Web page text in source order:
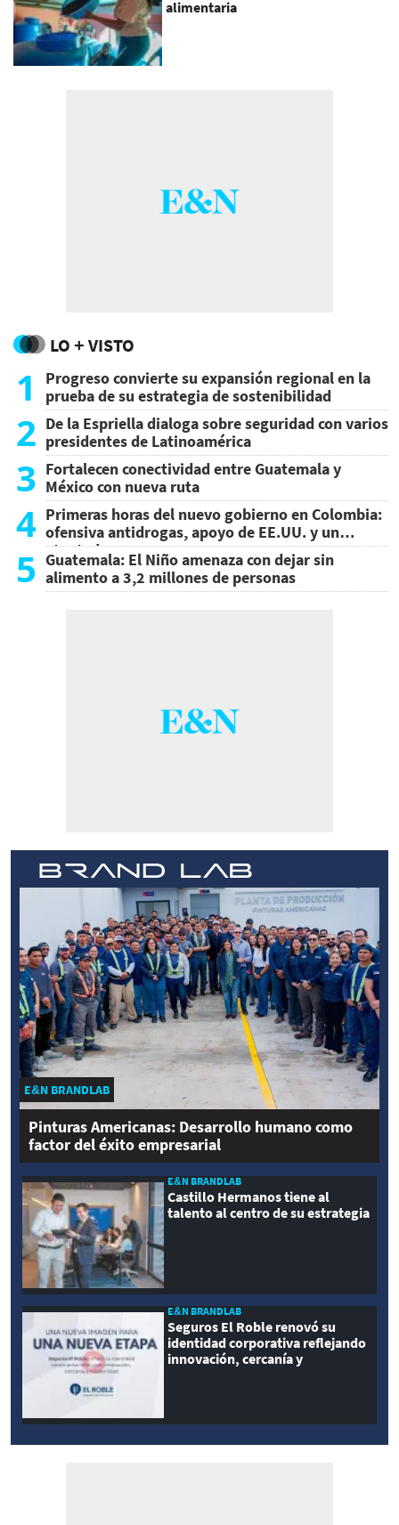
alimentaria
LO + VISTO
1
Progreso convierte su expansión regional en la
prueba de su estrategia de sostenibilidad
2 De la Espriella dialoga sobre seguridad con varios
presidentes de Latinoamérica
3 Fortalecen conectividad entre Guatemala y
México con nueva ruta
4 Primeras horas del nuevo gobierno en Colombia:
ofensiva antidrogas, apoyo de EE.UU. y un
atentado
5 Guatemala: El Niño amenaza con dejar sin
alimento a 3,2 millones de personas
E&N BRANDLAB
Pinturas Americanas: Desarrollo humano como
factor del éxito empresarial
E&N BRANDLAB
Castillo Hermanos tiene al
talento al centro de su estrategia
E&N BRANDLAB
Seguros El Roble renovó su
identidad corporativa reflejando
innovación, cercanía y